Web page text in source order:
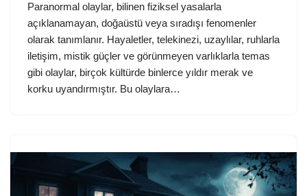
Paranormal olaylar, bilinen fiziksel yasalarla
açıklanamayan, doğaüstü veya sıradışı fenomenler
olarak tanımlanır. Hayaletler, telekinezi, uzaylılar, ruhlarla
iletişim, mistik güçler ve görünmeyen varlıklarla temas
gibi olaylar, birçok kültürde binlerce yıldır merak ve
korku uyandırmıştır. Bu olaylara…